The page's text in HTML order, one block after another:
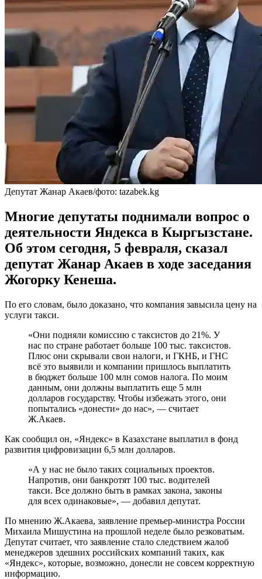
Депутат Жанар Акаев/фото: tazabek.kg
Многие депутаты поднимали вопрос о
деятельности Яндекса в Кыргызстане.
Об этом сегодня, 5 февраля, сказал
депутат Жанар Акаев в ходе заседания
Жогорку Кенеша.
По его словам, было доказано, что компания завысила цену на
услуги такси.
«Они подняли комиссию с таксистов до 21%. У
нас по стране работает больше 100 тыс. таксистов.
Плюс они скрывали свои налоги, и ГКНБ, и ГНС
всё это выявили и компании пришлось выплатить
в бюджет больше 100 млн сомов налога. По моим
данным, они должны выплатить еще 5 млн
долларов государству. Чтобы избежать этого, они
попытались «донести» до нас», — считает
Ж.Акаев.
Как сообщил он, «Яндекс» в Казахстане выплатил в фонд
развития цифровизации 6,5 млн долларов.
«А у нас не было таких социальных проектов.
Напротив, они банкротят 100 тыс. водителей
такси. Все должно быть в рамках закона, законы
для всех одинаковые», — добавил депутат.
По мнению Ж.Акаева, заявление премьер-министра России
Михаила Мишустина на прошлой неделе было резковатым.
Депутат считает, что заявление стало следствием жалоб
менеджеров здешних российских компаний таких, как
«Яндекс», которые, возможно, донесли не совсем корректную
информацию.